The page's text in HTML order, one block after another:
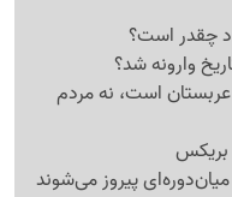
وارونه شد؟
است، نه مردم
بریکس
پیروز می‌شوند